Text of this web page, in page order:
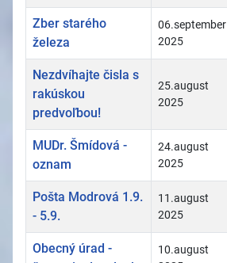
Zber starého
železa
06.september
2025
Nezdvíhajte čisla s
rakúskou
predvoľbou!
25.august
2025
MUDr. Šmídová -
oznam
24.august
2025
Pošta Modrová 1.9.
- 5.9.
11.august
2025
Obecný úrad -
10.august